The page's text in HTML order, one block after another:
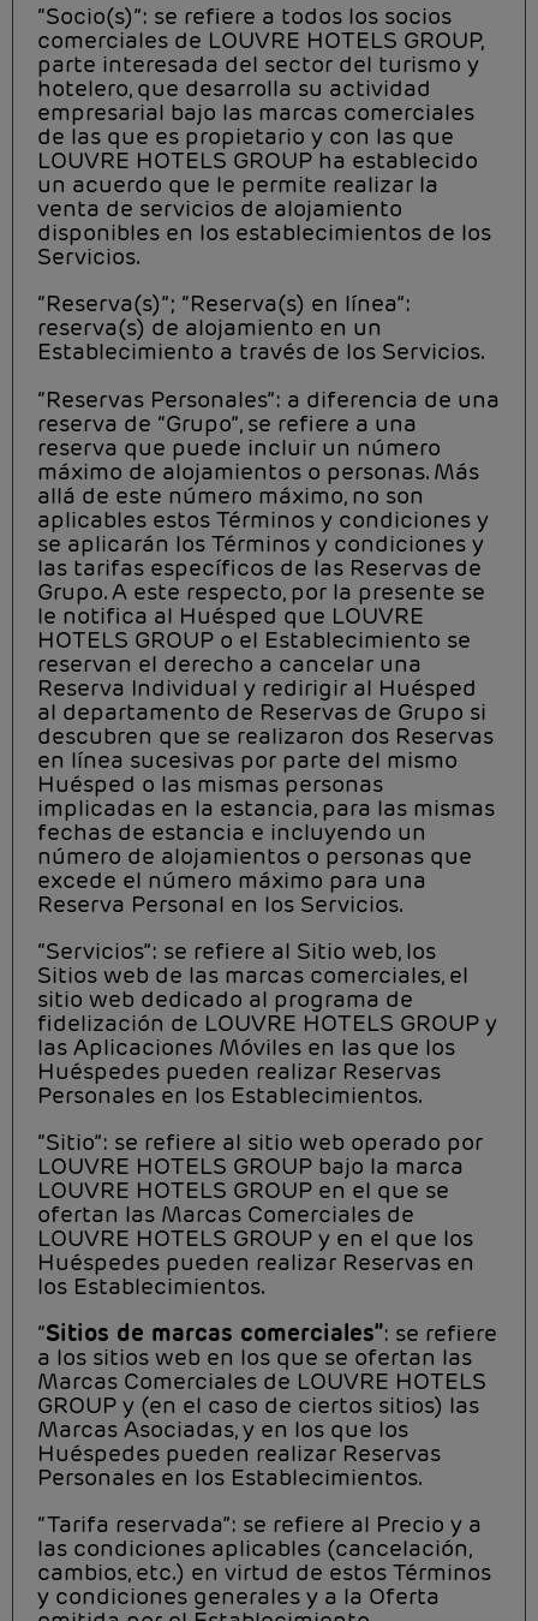
“Socio(s)”: se refiere a todos los socios
comerciales de LOUVRE HOTELS GROUP,
parte interesada del sector del turismo y
hotelero, que desarrolla su actividad
empresarial bajo las marcas comerciales
de las que es propietario y con las que
LOUVRE HOTELS GROUP ha establecido
un acuerdo que le permite realizar la
venta de servicios de alojamiento
disponibles en los establecimientos de los
Servicios.
“Reserva(s)”; “Reserva(s) en línea”:
reserva(s) de alojamiento en un
Establecimiento a través de los Servicios.
“Reservas Personales”: a diferencia de una
reserva de “Grupo”, se refiere a una
reserva que puede incluir un número
máximo de alojamientos o personas. Más
allá de este número máximo, no son
aplicables estos Términos y condiciones y
se aplicarán los Términos y condiciones y
las tarifas específicos de las Reservas de
Grupo. A este respecto, por la presente se
le notifica al Huésped que LOUVRE
HOTELS GROUP o el Establecimiento se
reservan el derecho a cancelar una
Reserva Individual y redirigir al Huésped
al departamento de Reservas de Grupo si
descubren que se realizaron dos Reservas
en línea sucesivas por parte del mismo
Huésped o las mismas personas
implicadas en la estancia, para las mismas
fechas de estancia e incluyendo un
número de alojamientos o personas que
excede el número máximo para una
Reserva Personal en los Servicios.
“Servicios”: se refiere al Sitio web, los
Sitios web de las marcas comerciales, el
sitio web dedicado al programa de
fidelización de LOUVRE HOTELS GROUP y
las Aplicaciones Móviles en las que los
Huéspedes pueden realizar Reservas
Personales en los Establecimientos.
“Sitio”: se refiere al sitio web operado por
LOUVRE HOTELS GROUP bajo la marca
LOUVRE HOTELS GROUP en el que se
ofertan las Marcas Comerciales de
LOUVRE HOTELS GROUP y en el que los
Huéspedes pueden realizar Reservas en
los Establecimientos.
“Sitios de marcas comerciales”: se refiere
a los sitios web en los que se ofertan las
Marcas Comerciales de LOUVRE HOTELS
GROUP y (en el caso de ciertos sitios) las
Marcas Asociadas, y en los que los
Huéspedes pueden realizar Reservas
Personales en los Establecimientos.
“Tarifa reservada”: se refiere al Precio y a
las condiciones aplicables (cancelación,
cambios, etc.) en virtud de estos Términos
y condiciones generales y a la Oferta